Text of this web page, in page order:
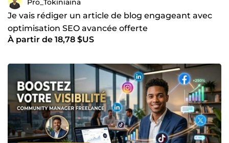
Pro_Tokiniaina
Je vais rédiger un article de blog engageant avec
optimisation SEO avancée offerte
À partir de 18,78 $US